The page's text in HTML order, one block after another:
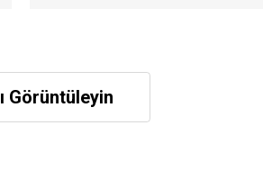
Görüntüleyin